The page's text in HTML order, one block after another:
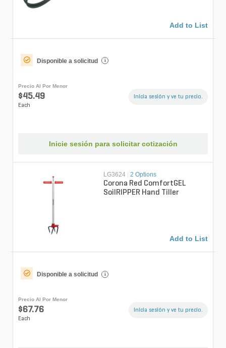
Add to List
Disponible a solicitud i
Precio Al Por Menor
$45.49
Each
Inicia sesión y ve tu precio.
Inicie sesión para solicitar cotización
LG3624 2 Options
Corona Red ComfortGEL
SoilRIPPER Hand Tiller
Add to List
Disponible a solicitud i
Precio Al Por Menor
$67.76
Each
Inicia sesión y ve tu precio.